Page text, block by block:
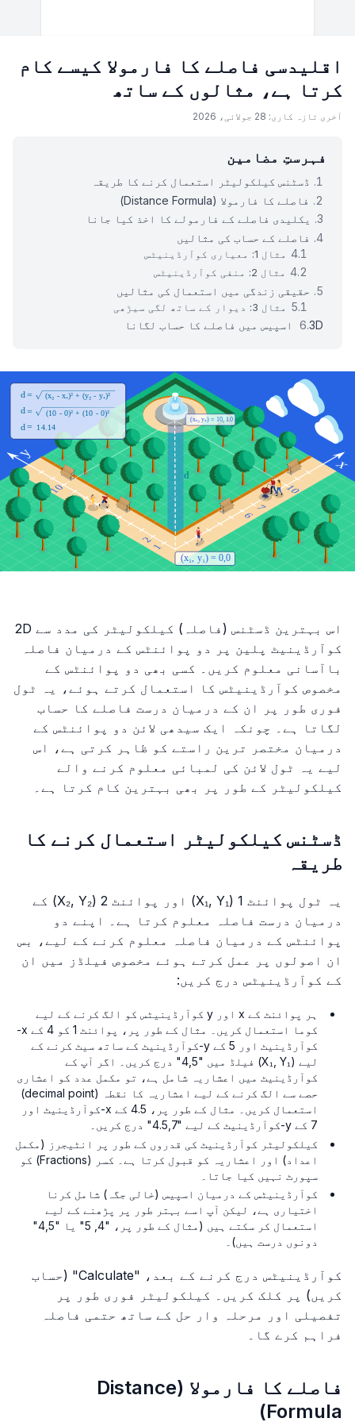
اقلیدسی فاصلے کا فارمولا کیسے کام
کرتا ہے، مثالوں کے ساتھ
آخری تازہ کاری: 28 جولائی، 2026
فہرستِ مضامین
ڈسٹنس کیلکولیٹر استعمال کرنے کا طریقہ
فاصلے کا فارمولا (Distance Formula)
یکلیدی فاصلے کے فارمولے کا اخذ کیا جانا
فاصلے کے حساب کی مثالیں
مثال 1: معیاری کوآرڈینیٹس
مثال 2: منفی کوآرڈینیٹس
حقیقی زندگی میں استعمال کی مثالیں
مثال 3: دیوار کے ساتھ لگی سیڑھی
3D اسپیس میں فاصلے کا حساب لگانا
اس بہترین ڈسٹنس (فاصلہ) کیلکولیٹر کی مدد سے 2D
کوآرڈینیٹ پلین پر دو پوائنٹس کے درمیان فاصلہ
باآسانی معلوم کریں۔ کسی بھی دو پوائنٹس کے
مخصوص کوآرڈینیٹس کا استعمال کرتے ہوئے، یہ ٹول
فوری طور پر ان کے درمیان درست فاصلے کا حساب
لگاتا ہے۔ چونکہ ایک سیدھی لائن دو پوائنٹس کے
درمیان مختصر ترین راستے کو ظاہر کرتی ہے، اس
لیے یہ ٹول لائن کی لمبائی معلوم کرنے والے
کیلکولیٹر کے طور پر بھی بہترین کام کرتا ہے۔
ڈسٹنس کیلکولیٹر استعمال کرنے کا
طریقہ
یہ ٹول پوائنٹ 1 (X₁, Y₁) اور پوائنٹ 2 (X₂, Y₂) کے
درمیان درست فاصلہ معلوم کرتا ہے۔ اپنے دو
پوائنٹس کے درمیان فاصلہ معلوم کرنے کے لیے، بس
ان اصولوں پر عمل کرتے ہوئے مخصوص فیلڈز میں ان
کے کوآرڈینیٹس درج کریں:
ہر پوائنٹ کے x اور y کوآرڈینیٹس کو الگ کرنے کے لیے
کوما استعمال کریں۔ مثال کے طور پر، پوائنٹ 1 کو 4 کے x-
کوآرڈینیٹ اور 5 کے y-کوآرڈینیٹ کے ساتھ سیٹ کرنے کے
لیے (X₁, Y₁) فیلڈ میں "4,5" درج کریں۔ اگر آپ کے
کوآرڈینیٹ میں اعشاریہ شامل ہے، تو مکمل عدد کو اعشاری
حصے سے الگ کرنے کے لیے اعشاریہ کا نقطہ (decimal point)
استعمال کریں۔ مثال کے طور پر، 4.5 کے x-کوآرڈینیٹ اور
7 کے y-کوآرڈینیٹ کے لیے "4.5,7" درج کریں۔
کیلکولیٹر کوآرڈینیٹ کی قدروں کے طور پر انٹیجرز (مکمل
اعداد) اور اعشاریہ کو قبول کرتا ہے۔ کسر (Fractions) کو
سپورٹ نہیں کیا جاتا۔
کوآرڈینیٹس کے درمیان اسپیس (خالی جگہ) شامل کرنا
اختیاری ہے، لیکن آپ اسے بہتر طور پر پڑھنے کے لیے
استعمال کر سکتے ہیں (مثال کے طور پر، "4, 5" یا "4,5"
دونوں درست ہیں)۔
کوآرڈینیٹس درج کرنے کے بعد، "Calculate" (حساب
کریں) پر کلک کریں۔ کیلکولیٹر فوری طور پر
تفصیلی اور مرحلہ وار حل کے ساتھ حتمی فاصلہ
فراہم کرے گا۔
فاصلے کا فارمولا (Distance
Formula)